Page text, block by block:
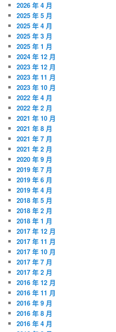
2026 年 4 月
2025 年 5 月
2025 年 4 月
2025 年 3 月
2025 年 1 月
2024 年 12 月
2023 年 12 月
2023 年 11 月
2023 年 10 月
2022 年 4 月
2022 年 2 月
2021 年 10 月
2021 年 8 月
2021 年 7 月
2021 年 2 月
2020 年 9 月
2019 年 7 月
2019 年 6 月
2019 年 4 月
2018 年 5 月
2018 年 2 月
2018 年 1 月
2017 年 12 月
2017 年 11 月
2017 年 10 月
2017 年 7 月
2017 年 2 月
2016 年 12 月
2016 年 11 月
2016 年 9 月
2016 年 8 月
2016 年 4 月